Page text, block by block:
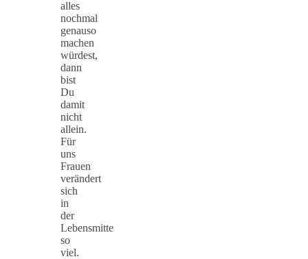
alles
nochmal
genauso
machen
würdest,
dann
bist
Du
damit
nicht
allein.
Für
uns
Frauen
verändert
sich
in
der
Lebensmitte
so
viel.